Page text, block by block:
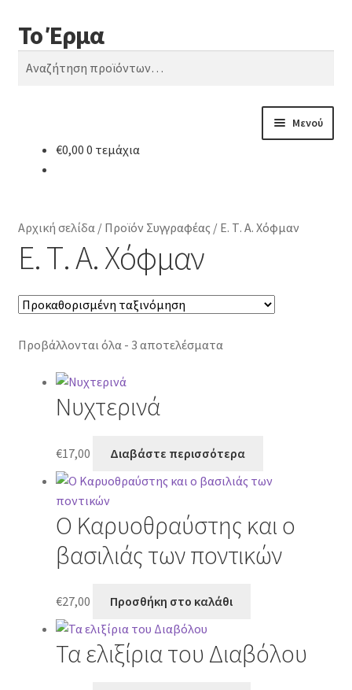
Απευθείας
μετάβαση
στην
Μετάβαση
σε
περιεχόμενο
Το Έρμα
Αναζήτηση
Αναζήτηση
Μενού
Κατηγορίες Βιβλίων
€0,00 0 τεμάχια
Αρχική σελίδα/ Προϊόν Συγγραφέας / Ε. Τ. Α. Χόφμαν
Ε. Τ. Α. Χόφμαν
Προβάλλονται όλα - 3 αποτελέσματα
Νυχτερινά
€17,00 Διαβάστε περισσότερα
Ο Καρυοθραύστης και ο
βασιλιάς των ποντικών
€27,00 Προσθήκη στο καλάθι
Τα ελιξίρια του Διαβόλου